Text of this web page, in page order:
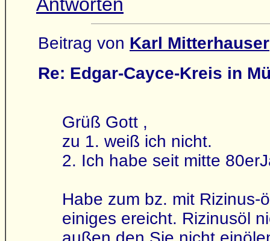
Antworten
Beitrag von Karl Mitterhauser
Re: Edgar-Cayce-Kreis in
Grüß Gott ,
zu 1. weiß ich nicht.
2. Ich habe seit mitte
Habe zum bz. mit Rizinus-
einiges ereicht. Rizinusöl